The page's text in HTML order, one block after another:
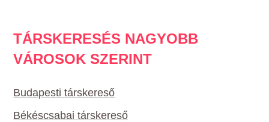
TÁRSKERESÉS NAGYOBB
VÁROSOK SZERINT
Budapesti társkereső
Békéscsabai társkereső